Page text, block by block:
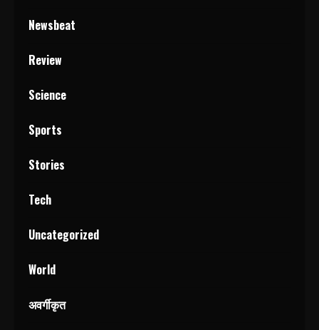
Newsbeat
Review
Science
Sports
Stories
Tech
Uncategorized
World
अवर्गीकृत